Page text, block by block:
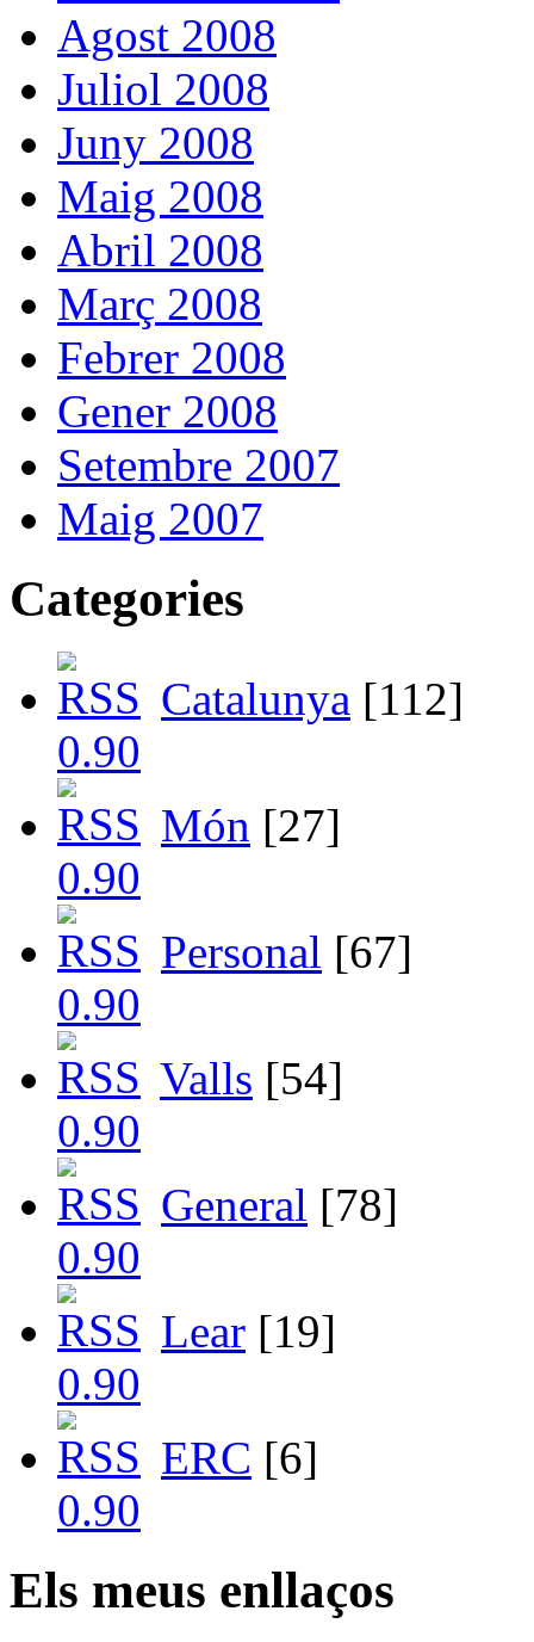
Agost 2008
Juliol 2008
Juny 2008
Maig 2008
Abril 2008
Març 2008
Febrer 2008
Gener 2008
Setembre 2007
Maig 2007
Categories
Catalunya [112]
Món [27]
Personal [67]
Valls [54]
General [78]
Lear [19]
ERC [6]
Els meus enllaços